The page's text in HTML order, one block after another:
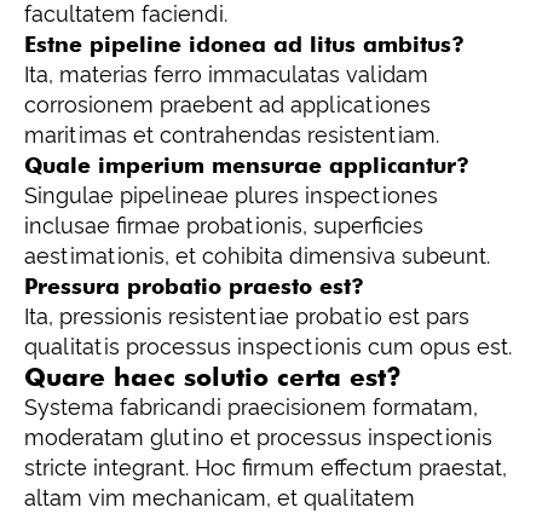
facultatem faciendi.
Estne pipeline idonea ad litus ambitus?
Ita, materias ferro immaculatas validam
corrosionem praebent ad applicationes
maritimas et contrahendas resistentiam.
Quale imperium mensurae applicantur?
Singulae pipelineae plures inspectiones
inclusae firmae probationis, superficies
aestimationis, et cohibita dimensiva subeunt.
Pressura probatio praesto est?
Ita, pressionis resistentiae probatio est pars
qualitatis processus inspectionis cum opus est.
Quare haec solutio certa est?
Systema fabricandi praecisionem formatam,
moderatam glutino et processus inspectionis
stricte integrant. Hoc firmum effectum praestat,
altam vim mechanicam, et qualitatem